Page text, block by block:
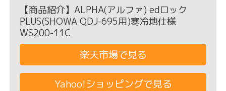
【商品紹介】ALPHA(アルファ) edロック
PLUS(SHOWA QDJ-695用)寒冷地仕様
WS200-11C
楽天市場で見る
Yahoo!ショッピングで見る